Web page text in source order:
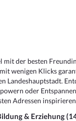
mit der besten
wenigen Klicks
Landeshauptstadt.
oder
Adressen
& Erziehung